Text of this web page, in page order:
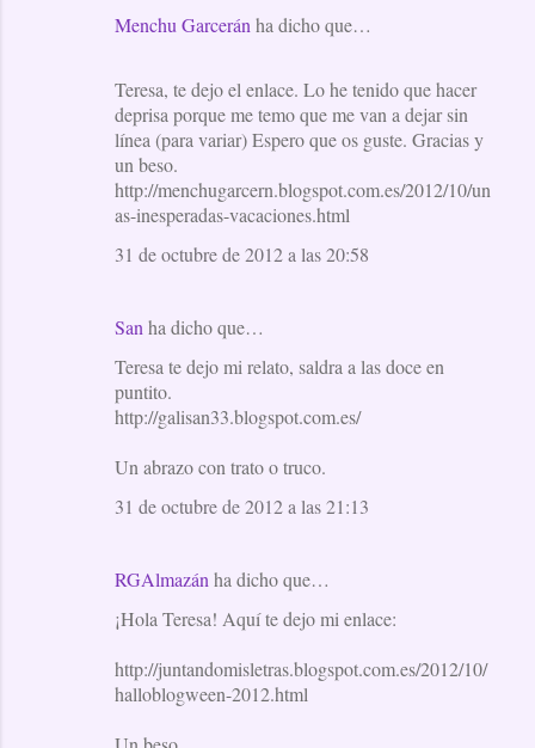
Menchu Garcerán ha dicho que…
Teresa, te dejo el enlace. Lo he tenido que hacer
deprisa porque me temo que me van a dejar sin
línea (para variar) Espero que os guste. Gracias y
un beso.
http://menchugarcern.blogspot.com.es/2012/10/un
as-inesperadas-vacaciones.html
31 de octubre de 2012 a las 20:58
San ha dicho que…
Teresa te dejo mi relato, saldra a las doce en
puntito.
http://galisan33.blogspot.com.es/
Un abrazo con trato o truco.
31 de octubre de 2012 a las 21:13
RGAlmazán ha dicho que…
¡Hola Teresa! Aquí te dejo mi enlace:
http://juntandomisletras.blogspot.com.es/2012/10/
halloblogween-2012.html